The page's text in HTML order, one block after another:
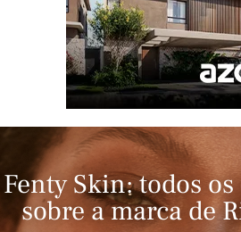
Fenty Skin: todos
sobre a marca de